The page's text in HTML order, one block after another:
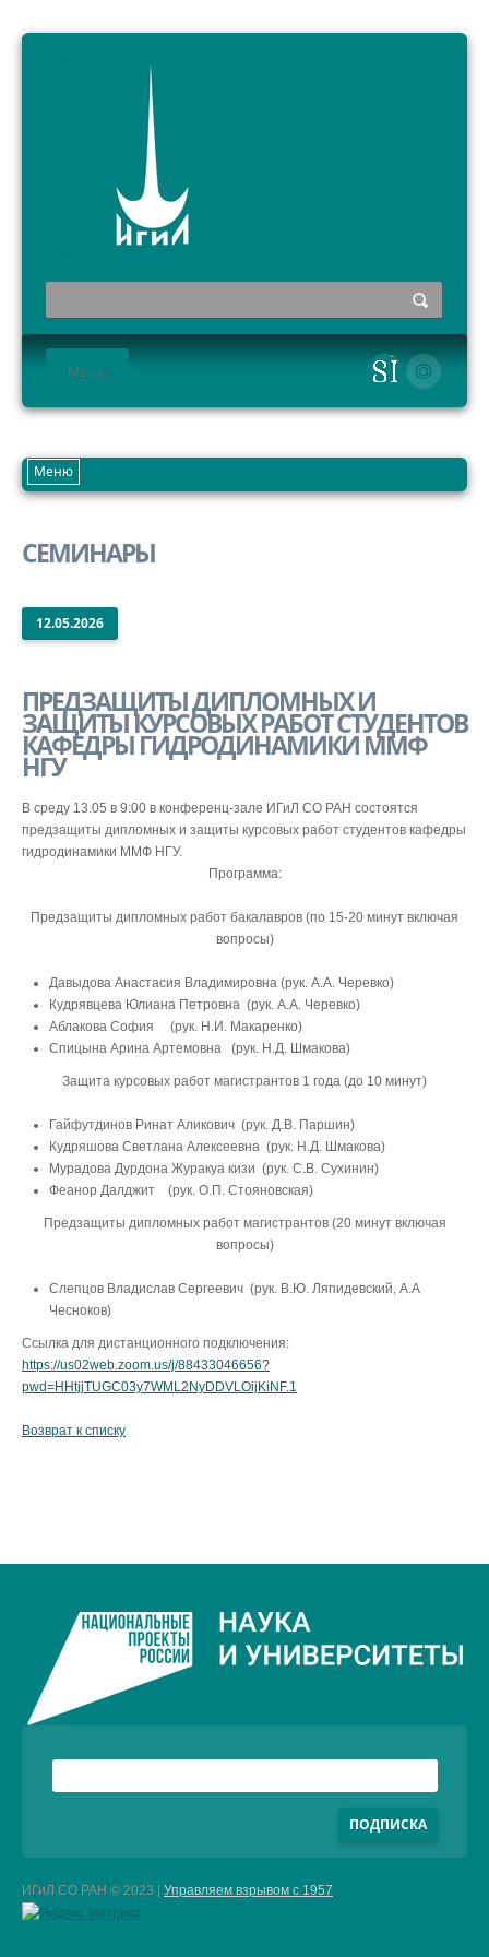
Меню
НАУКА
ВНУТРЕННИЙ САЙТ
Меню
СЕМИНАРЫ
12.05.2026
ПРЕДЗАЩИТЫ ДИПЛОМНЫХ И
ЗАЩИТЫ КУРСОВЫХ РАБОТ СТУДЕНТОВ
КАФЕДРЫ ГИДРОДИНАМИКИ ММФ
НГУ
В среду 13.05 в 9:00 в конференц-зале ИГиЛ СО РАН состоятся
предзащиты дипломных и защиты курсовых работ студентов кафедры
гидродинамики ММФ НГУ.
Программа:
Предзащиты дипломных работ бакалавров (по 15-20 минут включая
вопросы)
Давыдова Анастасия Владимировна (рук. А.А. Черевко)
Кудрявцева Юлиана Петровна (рук. А.А. Черевко)
Аблакова София (рук. Н.И. Макаренко)
Спицына Арина Артемовна (рук. Н.Д. Шмакова)
Защита курсовых работ магистрантов 1 года (до 10 минут)
Гайфутдинов Ринат Аликович (рук. Д.В. Паршин)
Кудряшова Светлана Алексеевна (рук. Н.Д. Шмакова)
Мурадова Дурдона Журакуа кизи (рук. С.В. Сухинин)
Феанор Далджит (рук. О.П. Стояновская)
Предзащиты дипломных работ магистрантов (20 минут включая
вопросы)
Слепцов Владислав Сергеевич (рук. В.Ю. Ляпидевский, А.А
Чесноков)
Ссылка для дистанционного подключения:
https://us02web.zoom.us/j/88433046656?
pwd=HHtjjTUGC03y7WML2NyDDVLOijKiNF.1
Возврат к списку
ПОДПИСКА
ИГиЛ СО РАН © 2023 | Управляем взрывом с 1957